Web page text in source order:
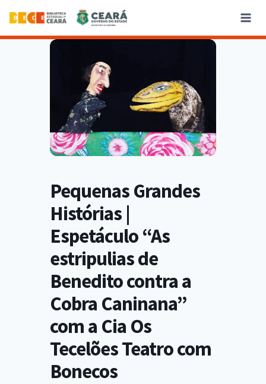
Pequenas Grandes
Histórias |
Espetáculo “As
estripulias de
Benedito contra a
Cobra Caninana”
com a Cia Os
Tecelões Teatro com
Bonecos